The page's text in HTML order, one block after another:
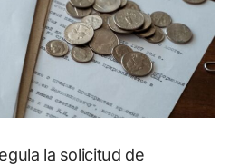
la solicitud de